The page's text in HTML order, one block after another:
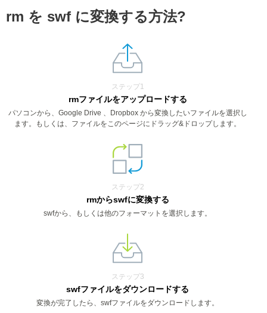
rm を swf に変換する方法?
ステップ1
rmファイルをアップロードする
パソコンから、Google Drive 、Dropbox から変換したいファイルを選択し
ます。もしくは、ファイルをこのページにドラッグ&ドロップします。
ステップ2
rmからswfに変換する
swfから、もしくは他のフォーマットを選択します。
ステップ3
swfファイルをダウンロードする
変換が完了したら、swfファイルをダウンロードします。